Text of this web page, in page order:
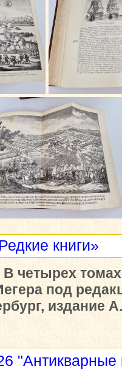
книги»
четырех
под
издание
"Антикварные